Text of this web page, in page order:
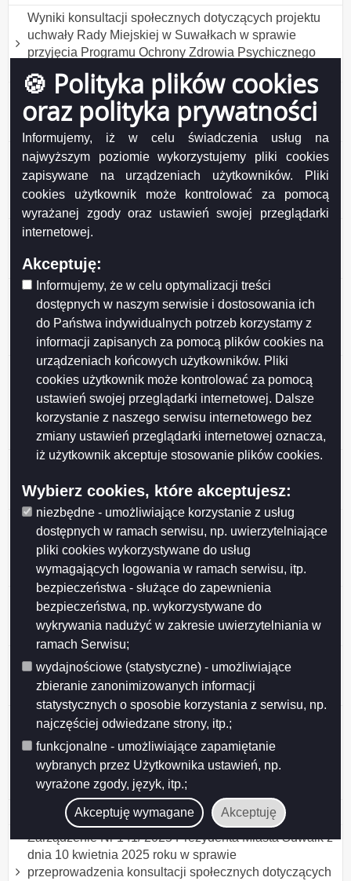
🍪 Polityka plików cookies
oraz polityka prywatności
Informujemy, iż w celu świadczenia usług na
najwyższym poziomie wykorzystujemy pliki cookies
zapisywane na urządzeniach użytkowników. Pliki
cookies użytkownik może kontrolować za pomocą
wyrażanej zgody oraz ustawień swojej przeglądarki
internetowej.
Akceptuję:
Informujemy, że w celu optymalizacji treści
dostępnych w naszym serwisie i dostosowania ich
do Państwa indywidualnych potrzeb korzystamy z
informacji zapisanych za pomocą plików cookies na
urządzeniach końcowych użytkowników. Pliki
cookies użytkownik może kontrolować za pomocą
ustawień swojej przeglądarki internetowej. Dalsze
korzystanie z naszego serwisu internetowego bez
zmiany ustawień przeglądarki internetowej oznacza,
iż użytkownik akceptuje stosowanie plików cookies.
Wybierz cookies, które akceptujesz:
niezbędne - umożliwiające korzystanie z usług
dostępnych w ramach serwisu, np. uwierzytelniające
pliki cookies wykorzystywane do usług
wymagających logowania w ramach serwisu, itp.
bezpieczeństwa - służące do zapewnienia
bezpieczeństwa, np. wykorzystywane do
wykrywania nadużyć w zakresie uwierzytelniania w
ramach Serwisu;
wydajnościowe (statystyczne) - umożliwiające
zbieranie zanonimizowanych informacji
statystycznych o sposobie korzystania z serwisu, np.
najczęściej odwiedzane strony, itp.;
funkcjonalne - umożliwiające zapamiętanie
wybranych przez Użytkownika ustawień, np.
wyrażone zgody, język, itp.;
Akceptuję wymagane Akceptuję
Wyniki konsultacji społecznych dotyczących projektu
uchwały Rady Miejskiej w Suwałkach w sprawie
przyjęcia Programu Ochrony Zdrowia Psychicznego
Mieszkańców Suwałk do 2030 roku
Wyniki konsultacji społecznych projektu uchwały Rady
Miejskiej w Suwałkach w sprawie ustanowienia tytułu
honorowego Mecenas Suwalskiego Sportu
Ogłoszenie o konsultacjach z SRDPP projektu
uchwały Rady Miejskiej w Suwałkach w sprawie
ustanowienia tytułu honorowego Mecenas
Suwalskiego Sportu
Ogłoszenie o konsultacjach z SRDPP projektu
Mieszkańców Suwałk do 2030 roku
Wyniki konsultacji społecznych projektu uchwały Rady
Miejskiej w Suwałkach w sprawie określenia
warunków i trybu finansowania rozwoju sportu w
Mieście Suwałki
Wyniki konsultacji społecznych projektu uchwały Rady
Miejskiej w Suwałkach w sprawie określenia zasad,
trybu przyznawania i pozbawiania oraz rodzaju i
wysokości stypendiów sportowych oraz nagród i
wyróżnień w Mieście Suwałki
Wyniki konsultacji projektu Programu współpracy
2026
Przedłużenie konsultacji projektu uchwały Rady
Miejskiej w Suwałkach w sprawie określenia
warunków i trybu finansowania rozwoju sportu w
Mieście Suwałki
Ogłoszenie o konsultacjach projektu Programu
współpracy Miasta Suwałk z organizacjami
pozarządowymi na 2026 rok
Ogłoszenie o konsultacjach projektu uchwały w
sprawie określenia warunków i trybu finansowania
rozwoju sportu w Mieście Suwałki
Ogłoszenie o konsultacjach projektu uchwały Rady
Miejskiej w Suwałkach w sprawie zmiany uchwały w
sprawie określenia zasad, trybu przyznawania i
pozbawiania oraz rodzaju i wysokości stypendiów
sportowych oraz nagród i wyróżnień w Mieście Suwałki
Wyniki konsultacji społecznych
Zarządzenie Nr 141/ 2025 Prezydenta Miasta Suwałk z
dnia 10 kwietnia 2025 roku w sprawie
przeprowadzenia konsultacji społecznych dotyczących